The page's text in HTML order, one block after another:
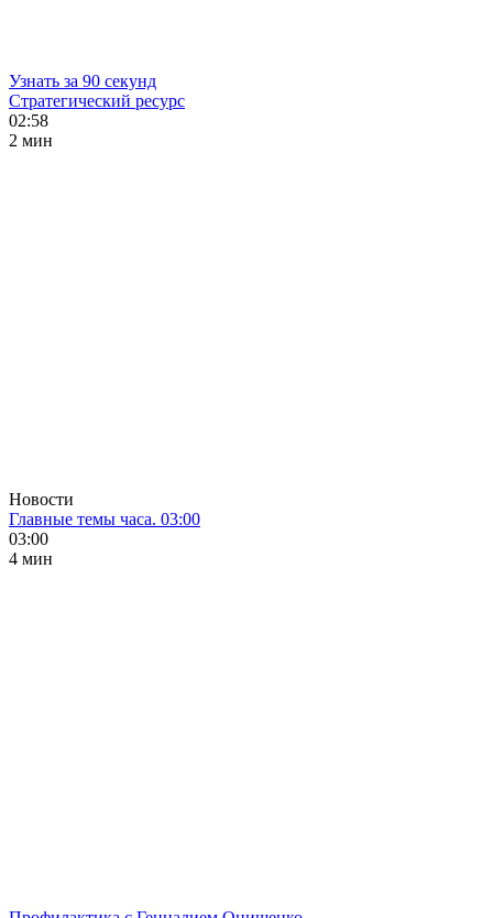
Узнать за 90 секунд
Стратегический ресурс
02:58
2 мин
Новости
Главные темы часа. 03:00
03:00
4 мин